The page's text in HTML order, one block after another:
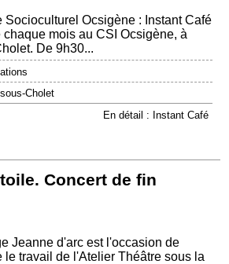
Socioculturel Ocsigène : Instant Café
chaque mois au CSI Ocsigène, à
De 9h30...
Cholet
En détail : Instant Café
Concert de fin
Jeanne d'arc est l'occasion de
le travail de l'Atelier Théâtre sous la